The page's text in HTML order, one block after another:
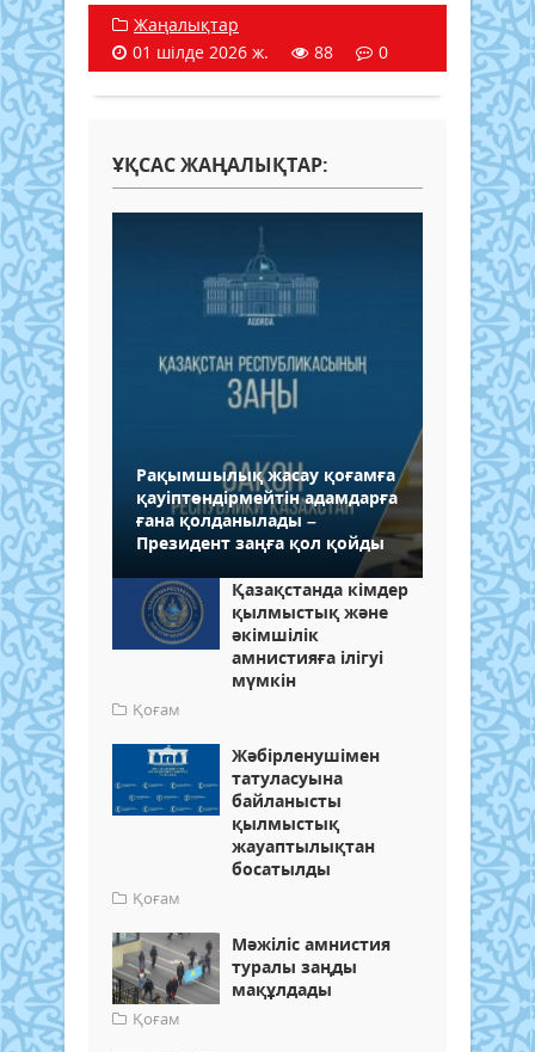
Жаңалықтар
01 шілде 2026 ж.
88 0
ҰҚСАС ЖАҢАЛЫҚТАР:
Рақымшылық жасау қоғамға
қауіптөндірмейтін адамдарға
ғана қолданылады –
Президент заңға қол қойды
Қазақстанда кімдер
қылмыстық және
әкімшілік
амнистияға ілігуі
мүмкін
Қоғам
Жәбірленушімен
татуласуына
байланысты
қылмыстық
жауаптылықтан
босатылды
Қоғам
Мәжіліс амнистия
туралы заңды
мақұлдады
Қоғам